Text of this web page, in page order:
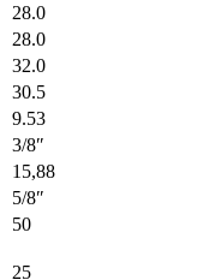
28.0
28.0
32.0
30.5
9.53
3/8″
15,88
5/8″
50
25